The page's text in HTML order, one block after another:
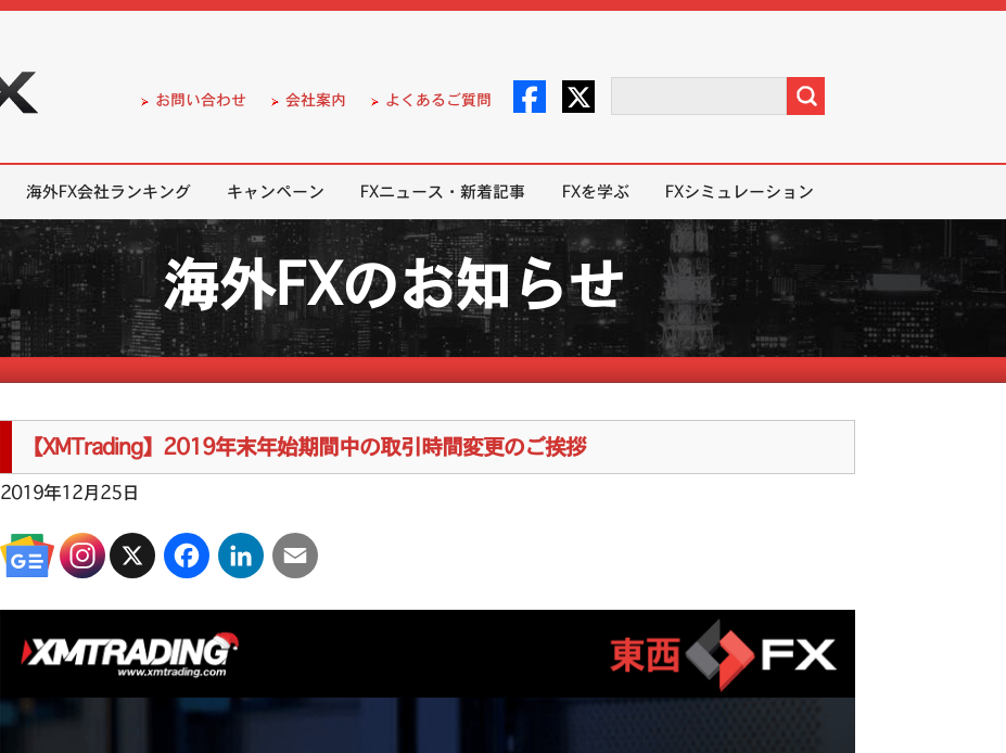
お問い合わせ 会社案内 よくあるご質問
海外FX会社ランキング キャンペーン FXニュース・新着記事 FXを学ぶ FXシミュレーション
海外FXのお知らせ
【XMTrading】2019年末年始期間中の取引時間変更のご挨拶
2019年12月25日